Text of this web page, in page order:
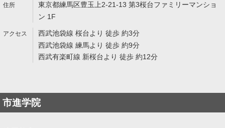
東京都練馬区豊玉上2-21-13 第3桜台ファミリーマンショ
ン 1F
西武池袋線 桜台より 徒歩 約3分
西武池袋線 練馬より 徒歩 約9分
西武有楽町線 新桜台より 徒歩 約12分
市進学院